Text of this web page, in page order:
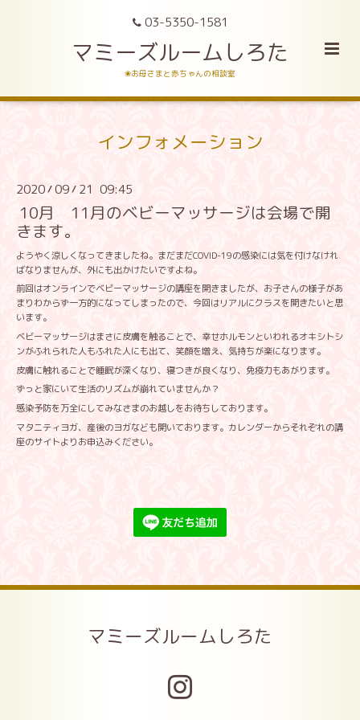
03-5350-1581
マミーズルームしろた
❀お母さまと赤ちゃんの相談室
インフォメーション
2020/09/ 21 09:45
10月 11月のベビーマッサージは会場で開
きます。
ようやく涼しくなってきましたね。まだまだCOVID-19の感染には気を付けなけれ
ばなりませんが、外にも出かけたいですよね。
前回はオンラインでベビーマッサージの講座を開きましたが、お子さんの様子があ
まりわからず一方的になってしまったので、今回はリアルにクラスを開きたいと思
います。
ベビーマッサージはまさに皮膚を触ることで、幸せホルモンといわれるオキシトシ
ンがふれられた人もふれた人にも出て、笑顔を増え、気持ちが楽になります。
皮膚に触れることで睡眠が深くなり、寝つきが良くなり、免疫力もあがります。
ずっと家にいて生活のリズムが崩れていませんか？
感染予防を万全にしてみなさまのお越しをお待ちしております。
マタニティヨガ、産後のヨガなども開いております。カレンダーからそれぞれの講
座のサイトよりお申込みください。
マミーズルームしろた